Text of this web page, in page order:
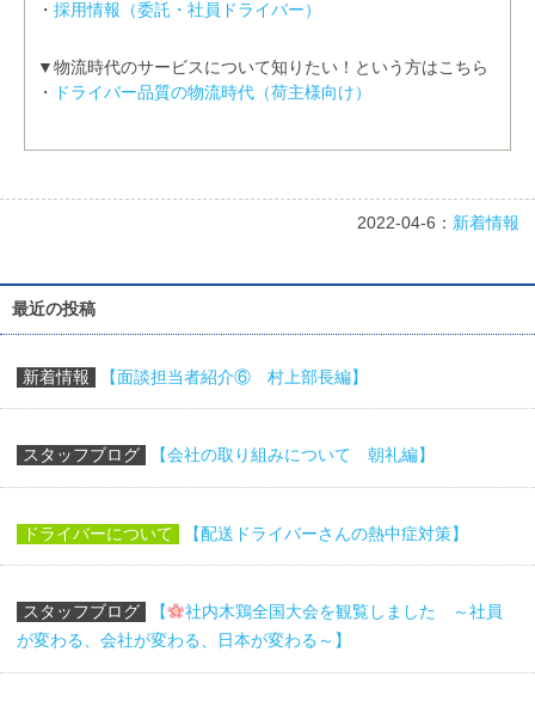
・ 採用情報（委託・社員ドライバー）
▼物流時代のサービスについて知りたい！という方はこちら
・
ドライバー品質の物流時代（荷主様向け）
2022-04-6： 新着情報
最近の投稿
新着情報 【面談担当者紹介⑥ 村上部長編】
スタッフブログ 【会社の取り組みについて 朝礼編】
ドライバーについて 【配送ドライバーさんの熱中症対策】
スタッフブログ 【
社内木鶏全国大会を観覧しました ～社員
が変わる、会社が変わる、日本が変わる～】